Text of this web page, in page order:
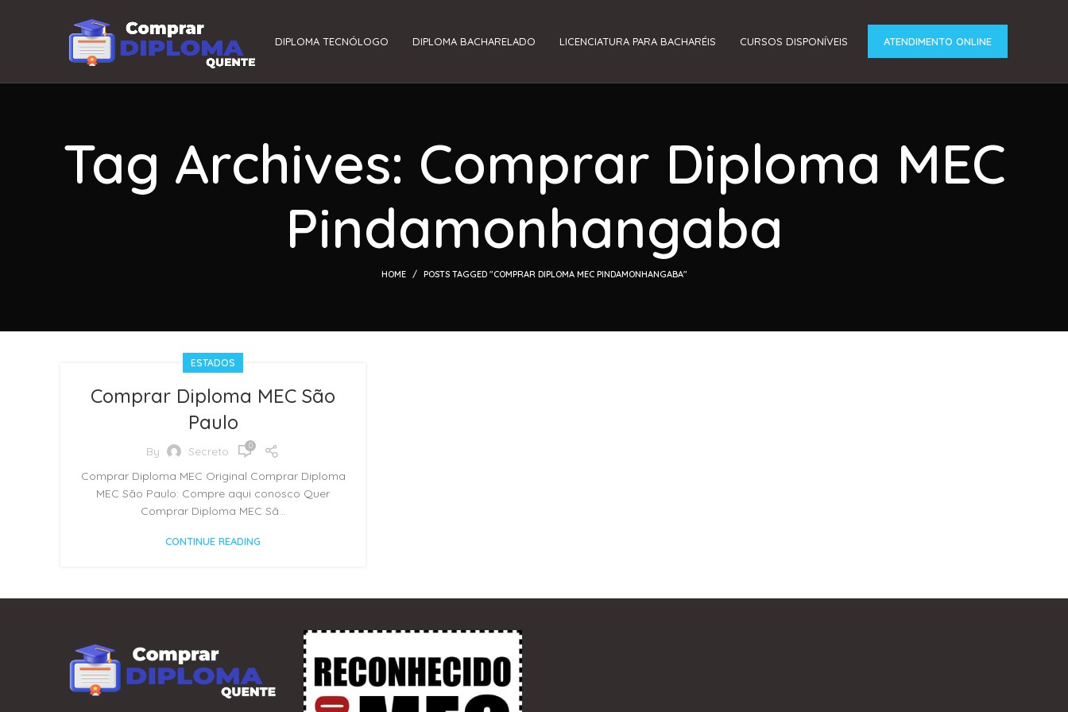
DIPLOMA TECNÓLOGO DIPLOMA BACHARELADO LICENCIATURA PARA BACHARÉIS CURSOS DISPONÍVEIS ATENDIMENTO ONLINE
Tag Archives: Comprar Diploma MEC
Pindamonhangaba
HOME POSTS TAGGED "COMPRAR DIPLOMA MEC PINDAMONHANGABA"
ESTADOS
Comprar Diploma MEC São
Paulo
By Secreto 0
Comprar Diploma MEC Original Comprar Diploma
MEC São Paulo: Compre aqui conosco Quer
Comprar Diploma MEC Sã...
CONTINUE READING